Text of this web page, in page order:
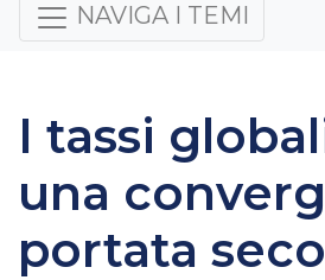
NAVIGA I TEMI
I tassi
una
portata